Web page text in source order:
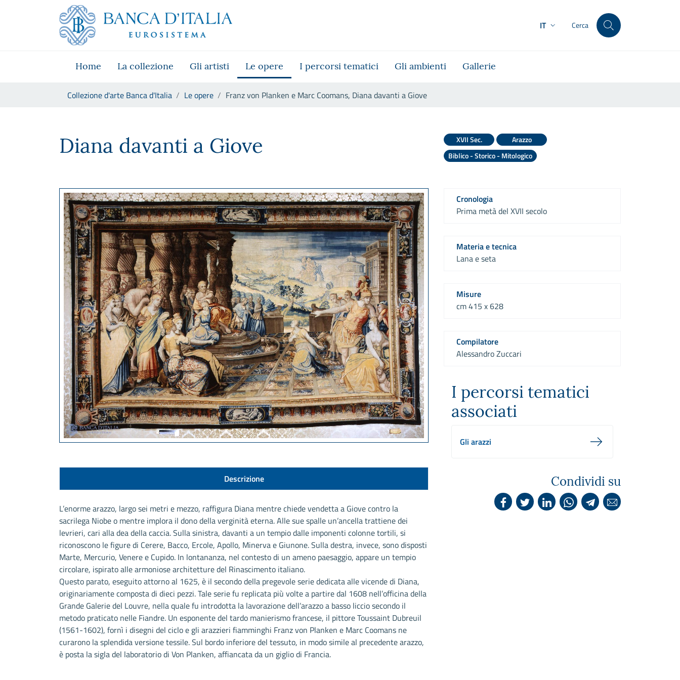
Skip to Main Content
Vai al sito istituzionale
Vai al menu di navigazione
Vai alla ricerca
Vai ai contenuti
IT Cerca
Home La collezione Gli artisti Le opere I percorsi tematici Gli ambienti Gallerie
Collezione d'arte Banca d'Italia Le opere Franz von Planken e Marc Coomans, Diana davanti a Giove
Diana davanti a Giove XVII Sec.
Arazzo
Biblico - Storico - Mitologico
Descrizione
L’enorme arazzo, largo sei metri e mezzo, raffigura Diana mentre chiede vendetta a Giove contro la
sacrilega Niobe o mentre implora il dono della verginità eterna. Alle sue spalle un’ancella trattiene dei
levrieri, cari alla dea della caccia. Sulla sinistra, davanti a un tempio dalle imponenti colonne tortili, si
riconoscono le figure di Cerere, Bacco, Ercole, Apollo, Minerva e Giunone. Sulla destra, invece, sono disposti
Marte, Mercurio, Venere e Cupido. In lontananza, nel contesto di un ameno paesaggio, appare un tempio
circolare, ispirato alle armoniose architetture del Rinascimento italiano.
Questo parato, eseguito attorno al 1625, è il secondo della pregevole serie dedicata alle vicende di Diana,
originariamente composta di dieci pezzi. Tale serie fu replicata più volte a partire dal 1608 nell’officina della
Grande Galerie del Louvre, nella quale fu introdotta la lavorazione dell’arazzo a basso liccio secondo il
metodo praticato nelle Fiandre. Un esponente del tardo manierismo francese, il pittore Toussaint Dubreuil
(1561-1602), fornì i disegni del ciclo e gli arazzieri fiamminghi Franz von Planken e Marc Coomans ne
curarono la splendida versione tessile. Sul bordo inferiore del tessuto, in modo simile al precedente arazzo,
è posta la sigla del laboratorio di Von Planken, affiancata da un giglio di Francia.
Cronologia
Prima metà del XVII secolo
Materia e tecnica
Lana e seta
Misure
cm 415 x 628
Compilatore
Alessandro Zuccari
I percorsi tematici
associati
Gli arazzi
Condividi su